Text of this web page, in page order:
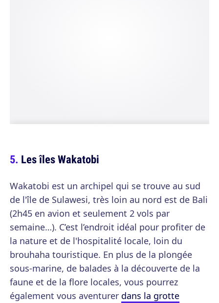
Les îles Wakatobi
Wakatobi est un archipel qui se trouve au sud
de l'île de Sulawesi, très loin au nord est de Bali
(2h45 en avion et seulement 2 vols par
semaine…). C’est l’endroit idéal pour profiter de
la nature et de l'hospitalité locale, loin du
brouhaha touristique. En plus de la plongée
sous-marine, de balades à la découverte de la
faune et de la flore locales, vous pourrez
également vous aventurer dans la grotte